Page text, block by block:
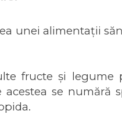
unei alimentații
fructe și legume
se